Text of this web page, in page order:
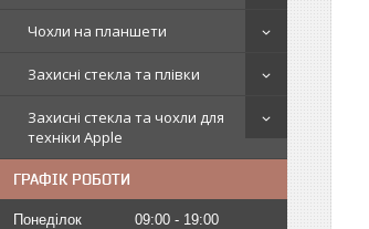
Чохли на планшети
Захисні стекла та плівки
Захисні стекла та чохли для
техніки Apple
ГРАФІК РОБОТИ
Понеділок 09:00
19:00